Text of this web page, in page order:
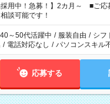
ご希望を教えてくださいね。 ※Wワーク希望
のお仕事で希望する勤務時間と、
合計で週40時間を超える場合は
採用中！急募！】2カ月～ ■ご応
談可能です！
40～50代活躍中 / 服装自由 / シフ
/ 電話対応なし / パソコンスキル
応募する